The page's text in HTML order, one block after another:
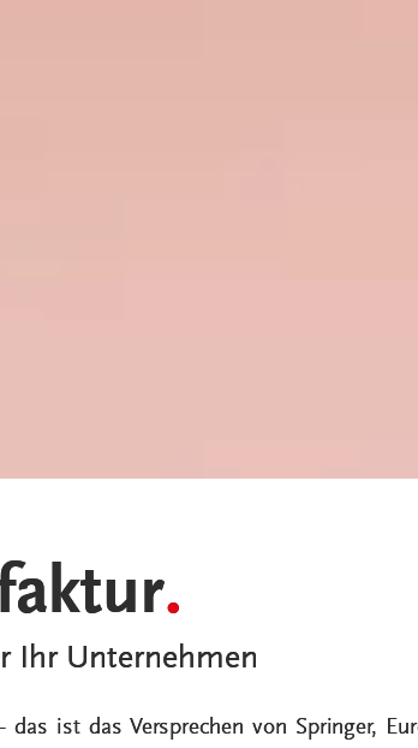
.
Ihr Unternehmen
ist das Versprechen von Springer,